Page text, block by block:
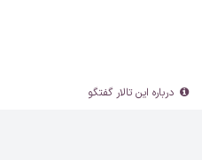
درباره این تالار گفتگو